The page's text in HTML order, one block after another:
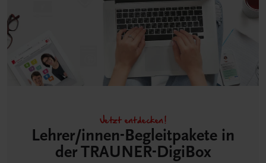
Jetzt entdecken!
Lehrer/innen-Begleitpakete in
der TRAUNER-DigiBox